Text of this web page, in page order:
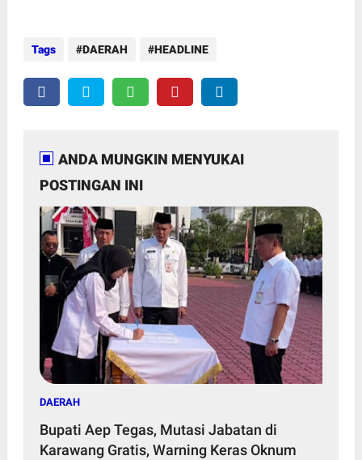
Tags DAERAH HEADLINE
ANDA MUNGKIN MENYUKAI
POSTINGAN INI
DAERAH
Bupati Aep Tegas, Mutasi Jabatan di
Karawang Gratis, Warning Keras Oknum